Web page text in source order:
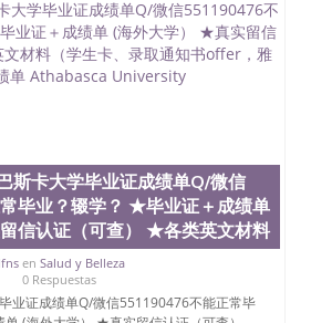
以制作美国毕业证551190476哪
证551190476留学生在哪里可以
哪里可以办理加拿大毕业证
办理假的毕业证成绩单可以吗
国外毕业证去哪认证QQ微信
封皮QQ微信551190476国外毕业
快速代办国外毕业证
速拿到国外文凭QQ微信
文凭认证QQ微信551190476国外
551190476泰国文凭办理QQ微
学回国证明QQ微信551190476 国
斯卡大学毕业证成绩单Q/微信
毕业？辍学？ ★毕业证＋成绩单
信认证（可查） ★各类英文材料
en Salud y Belleza
0 Respuestas
业证成绩单Q/微信551190476不能正常毕